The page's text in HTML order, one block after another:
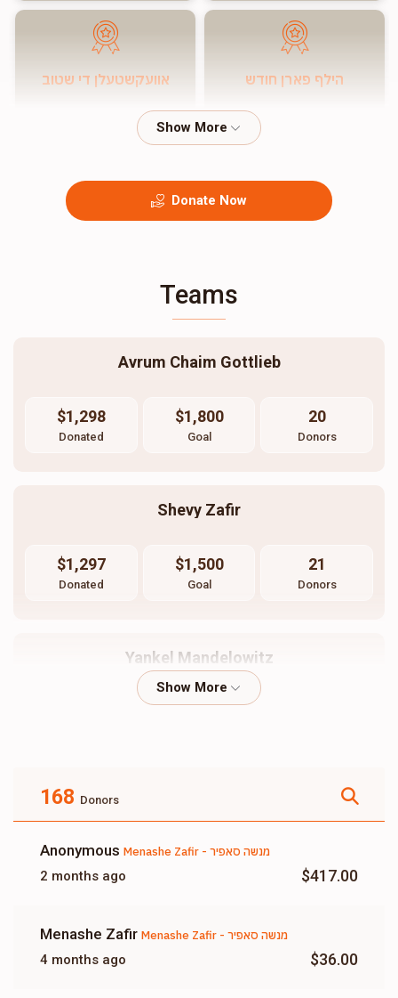
הילף פארן חודש אוועקשטעלן די שטוב
Donate Now
Teams
Avrum Chaim Gottlieb
$1,298
Donated
$1,800
Goal
20
Donors
Shevy Zafir
$1,297
Donated
$1,500
Goal
21
Donors
Yankel Mandelowitz
$0
Donated
$5,000
Donors
168 Donors
Anonymous Menashe Zafir - מנשה סאפיר
2 months ago $417.00
Menashe Zafir Menashe Zafir - מנשה סאפיר
4 months ago $36.00